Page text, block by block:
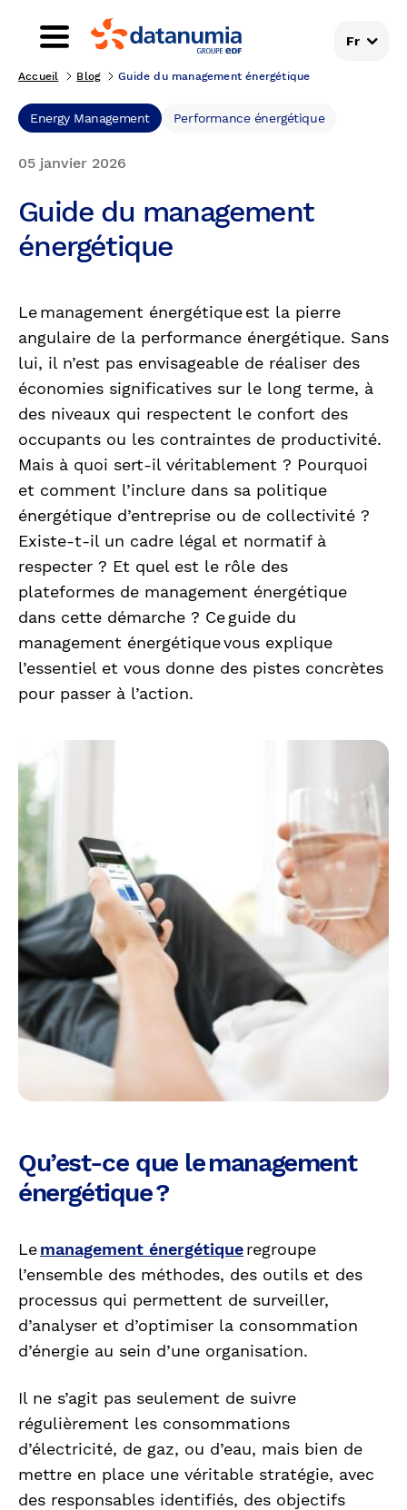
Fr
Accueil Blog Guide du management énergétique
Energy Management Performance énergétique
05 janvier 2026
Guide du management
énergétique
Le management énergétique est la pierre
angulaire de la performance énergétique. Sans
lui, il n’est pas envisageable de réaliser des
économies significatives sur le long terme, à
des niveaux qui respectent le confort des
occupants ou les contraintes de productivité.
Mais à quoi sert-il véritablement ? Pourquoi
et comment l’inclure dans sa politique
énergétique d’entreprise ou de collectivité ?
Existe-t-il un cadre légal et normatif à
respecter ? Et quel est le rôle des
plateformes de management énergétique
dans cette démarche ? Ce guide du
management énergétique vous explique
l’essentiel et vous donne des pistes concrètes
pour passer à l’action.
Qu’est-ce que le management
énergétique ?
Lemanagement énergétiqueregroupe
l’ensemble des méthodes, des outils et des
processus qui permettent de surveiller,
d’analyser et d’optimiser la consommation
d’énergie au sein d’une organisation.
Il ne s’agit pas seulement de suivre
régulièrement les consommations
d’électricité, de gaz, ou d’eau, mais bien de
mettre en place une véritable stratégie, avec
des responsables identifiés, des objectifs